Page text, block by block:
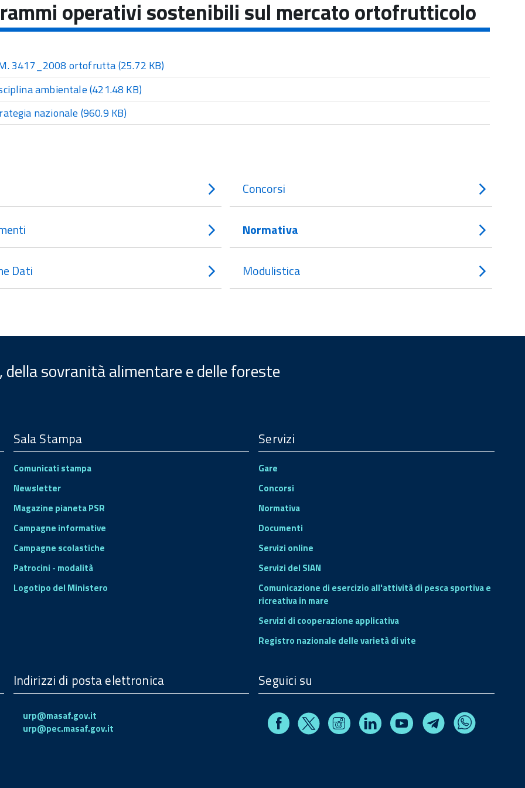
operativi sostenibili sul mercato ortofrutticolo
3417_2008 ortofrutta(25.72 KB)
ambientale(421.48 KB)
nazionale (960.9 KB)
Concorsi
Normativa
Dati Modulistica
sovranità alimentare e delle foreste
Sala Stampa
Comunicati stampa
Newsletter
Magazine pianeta PSR
Campagne informative
Campagne scolastiche
Patrocini - modalità
Logotipo del Ministero
Servizi
Gare
Concorsi
Normativa
Documenti
Servizi online
Servizi del SIAN
Comunicazione di esercizio all'attività di pesca sportiva e
ricreativa in mare
Servizi di cooperazione applicativa
Registro nazionale delle varietà di vite
Indirizzi di posta elettronica
urp@masaf.gov.it
urp@pec.masaf.gov.it
Seguici su
Facebook
X InstagramLinkedinYoutube TelegramWhatsapp